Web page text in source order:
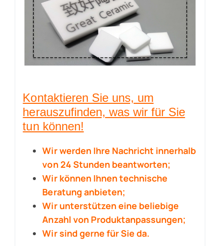
Kontaktieren Sie uns, um
herauszufinden, was wir für Sie
tun können!
Wir werden Ihre Nachricht innerhalb
von 24 Stunden beantworten;
Wir können Ihnen technische
Beratung anbieten;
Wir unterstützen eine beliebige
Anzahl von Produktanpassungen;
Wir sind gerne für Sie da.